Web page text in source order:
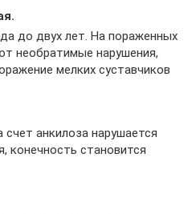
до двух лет. На пораженных
необратимые нарушения,
мелких суставчиков
счет анкилоза нарушается
конечность становится